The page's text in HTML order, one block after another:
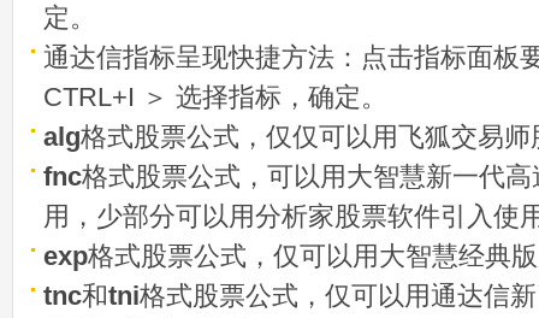
定。
通达信指标呈现快捷方法：点击指标面板
CTRL+I ＞ 选择指标，确定。
alg格式股票公式，仅仅可以用飞狐交易
fnc格式股票公式，可以用大智慧新一代
用，少部分可以用分析家股票软件引入使
exp格式股票公式，仅可以用大智慧经典
tnc和tni格式股票公式，仅可以用通达信